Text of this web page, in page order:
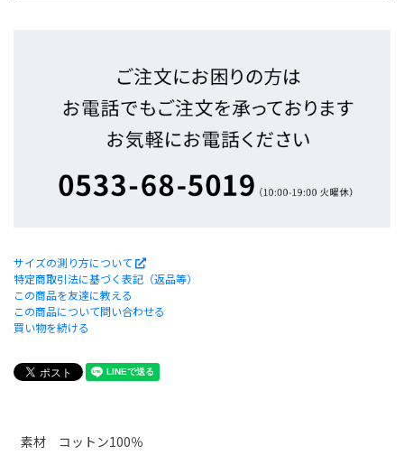
サイズの測り方について
特定商取引法に基づく表記（返品等）
この商品を友達に教える
この商品について問い合わせる
買い物を続ける
素材 コットン100％